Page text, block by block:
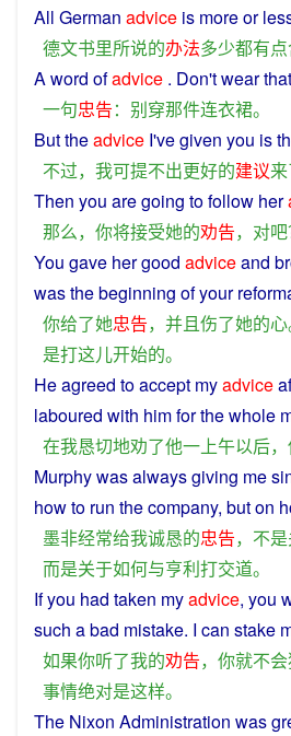
All German advice is more or
德文书里所说的办法多少都有点
Aword ofadvice . Don'twearthat
一句忠告： 别穿那件连衣裙。
Buttheadvice I'vegiven you is
不过， 我可提不出更好的建议来
Then you aregoing tofollow her
那么， 你将接受她的劝告， 对吧
You gave hergood adviceand
wasthebeginning ofyour
你给了她忠告， 并且伤了她的心
是打这儿开始的。
Heagreed toaccept myadvice
laboured with himforthewhole
在我恳切地劝了他一上午以后，
Murphy wasalwaysgiving me
howto run thecompany, buton
墨非经常给我诚恳的忠告， 不是
而是关于如何与亨利打交道。
Ifyou had taken myadvice, you
such abad mistake. I can stake
如果你听了我的劝告， 你就不会
事情绝对是这样。
The Nixon Administration was